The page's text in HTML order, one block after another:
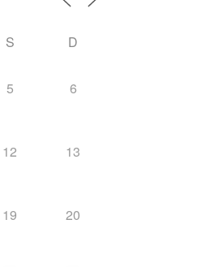
S D
5 6
12 13
19 20